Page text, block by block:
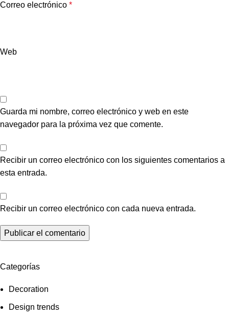
Correo electrónico *
Web
Guarda mi nombre, correo electrónico y web en este
navegador para la próxima vez que comente.
Recibir un correo electrónico con los siguientes comentarios a
esta entrada.
Recibir un correo electrónico con cada nueva entrada.
Categorías
Decoration
Design trends